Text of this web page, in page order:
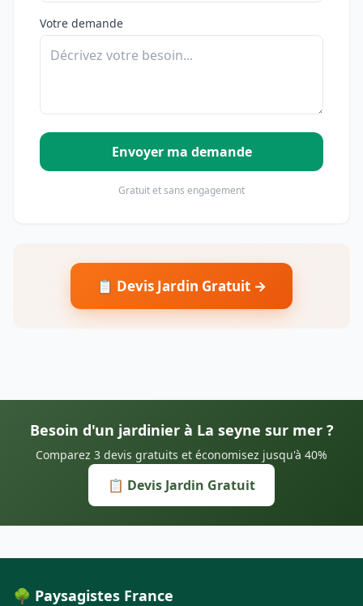
Votre demande
Envoyer ma demande
Gratuit et sans engagement
📋 Devis Jardin Gratuit →
Besoin d'un jardinier à La seyne sur mer ?
Comparez 3 devis gratuits et économisez jusqu'à 40%
📋 Devis Jardin Gratuit
🌳 Paysagistes France